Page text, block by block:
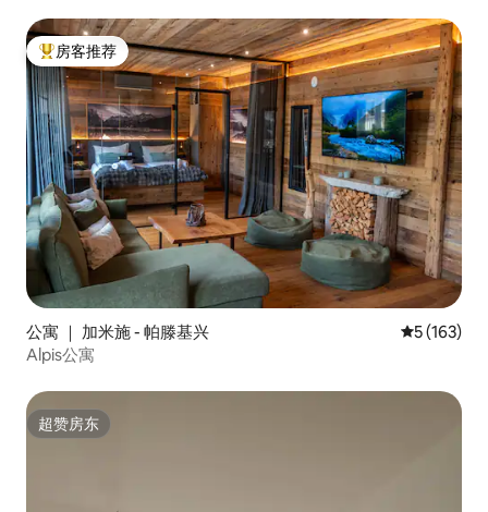
热门「房客推荐」
房客推荐
公寓 ｜ 加米施 - 帕滕基兴 平均评分 5
5 (163)
Alpis公寓
超赞房东
超赞房东